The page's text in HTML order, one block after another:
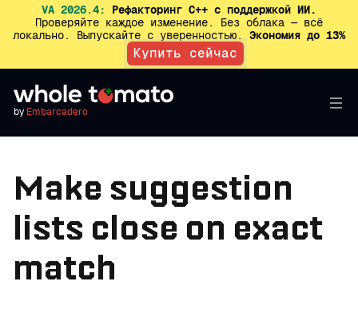
VA 2026.4:
Рефакторинг C++ с поддержкой ИИ.
Проверяйте каждое изменение. Без облака — всё
локально. Выпускайте с уверенностью. Экономия до 13%
Купить сейчас
by Embarcadero
Make suggestion
lists close on exact
match